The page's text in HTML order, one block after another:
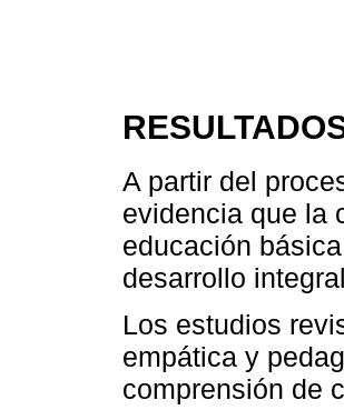
A partir del
evidencia que la
educación
desarrollo
Los estudios
empática y
comprensión de